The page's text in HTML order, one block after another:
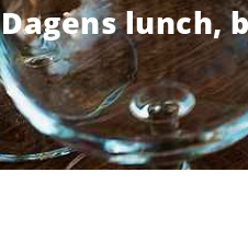
Dagens lunch,